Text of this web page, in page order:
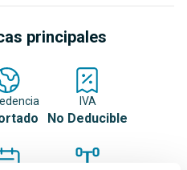
principales
IVA
No Deducible